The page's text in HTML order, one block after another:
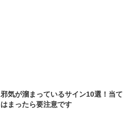
邪気が溜まっているサイン10選！当て
はまったら要注意です